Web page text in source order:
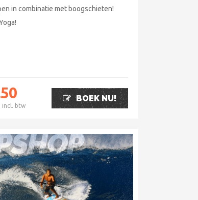
in combinatie met boogschieten!
incl. btw
BOEK NU!